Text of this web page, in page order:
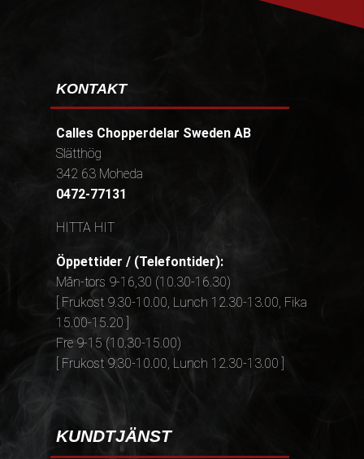
KONTAKT
Calles Chopperdelar Sweden AB
Slätthög
342 63 Moheda
0472-77131
HITTA HIT
Öppettider / (Telefontider):
Mån-tors 9-16,30 (10.30-16.30)
[ Frukost 9.30-10.00, Lunch 12.30-13.00, Fika
15.00-15.20 ]
Fre 9-15 (10.30-15.00)
[ Frukost 9.30-10.00, Lunch 12.30-13.00 ]
KUNDTJÄNST